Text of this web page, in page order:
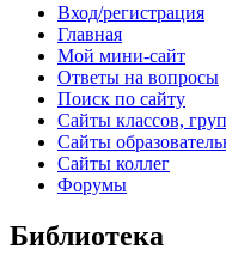
Вход/регистрация
Главная
Мой мини-сайт
Ответы на вопросы
Поиск по сайту
Сайты классов,
Сайты
Сайты коллег
Форумы
Библиотека